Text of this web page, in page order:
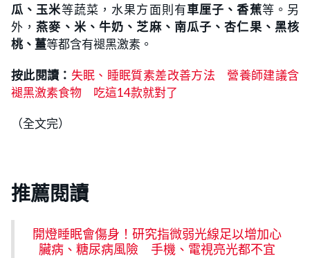
瓜、玉米等蔬菜，水果方面則有車厘子、香蕉等。另
外，燕麥、米、牛奶、芝麻、南瓜子、杏仁果、黑核
桃、薑等都含有褪黑激素。
按此閱讀： 失眠、睡眠質素差改善方法 營養師建議含
褪黑激素食物 吃這14款就對了
（全文完）
推薦閱讀
開燈睡眠會傷身！研究指微弱光線足以增加心
臟病、糖尿病風險 手機、電視亮光都不宜